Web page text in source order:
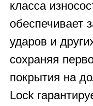
класса
обеспечивает
ударов и
сохраняя
покрытия на
Lock